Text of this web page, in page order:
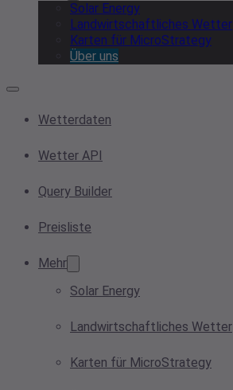
Solar Energy
Landwirtschaftliches Wetter
Karten für MicroStrategy
Über uns
Wetterdaten
Wetter API
Query Builder
Preisliste
Mehr
Solar Energy
Landwirtschaftliches Wetter
Karten für MicroStrategy